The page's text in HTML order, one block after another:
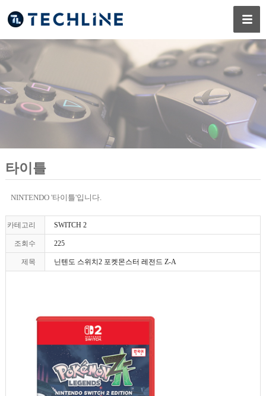
타이틀
NINTENDO '타이틀'입니다.
카테고리 SWITCH 2
조회수 225
제목 닌텐도 스위치2 포켓몬스터 레전드 Z-A